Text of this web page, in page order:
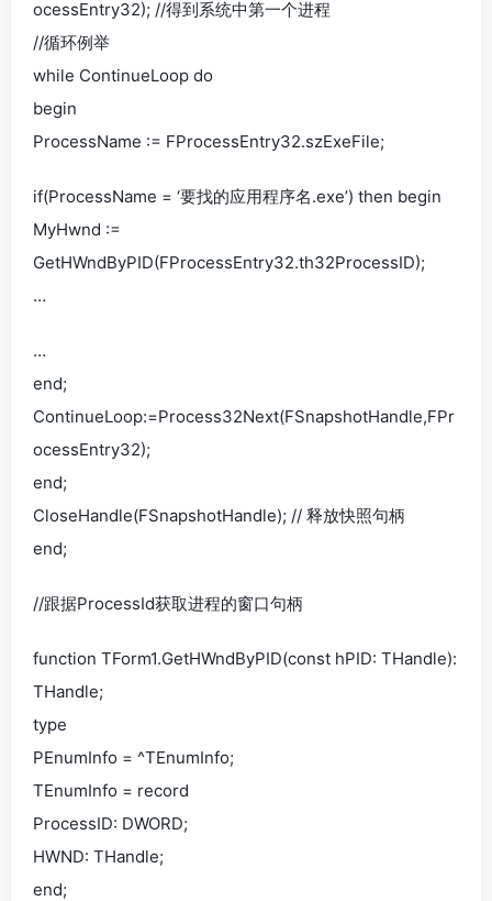
ocessEntry32); //得到系统中第一个进程
//循环例举
while ContinueLoop do
begin
ProcessName := FProcessEntry32.szExeFile;
if(ProcessName = ‘要找的应用程序名.exe’) then begin
MyHwnd :=
GetHWndByPID(FProcessEntry32.th32ProcessID);
…
…
end;
ContinueLoop:=Process32Next(FSnapshotHandle,FPr
ocessEntry32);
end;
CloseHandle(FSnapshotHandle); // 释放快照句柄
end;
//跟据ProcessId获取进程的窗口句柄
function TForm1.GetHWndByPID(const hPID: THandle):
THandle;
type
PEnumInfo = ^TEnumInfo;
TEnumInfo = record
ProcessID: DWORD;
HWND: THandle;
end;